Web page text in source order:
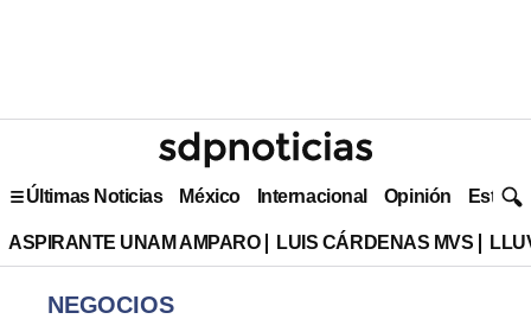
Últimas Noticias México Internacional Opinión Estilo
ASPIRANTE UNAM AMPARO LUIS CÁRDENAS MVS
NEGOCIOS